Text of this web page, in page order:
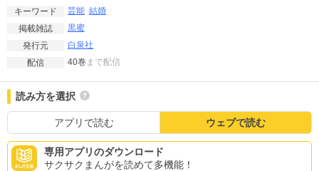
キーワード
芸能 結婚
掲載雑誌
黒蜜
発行元
白泉社
配信
40巻 まで配信
読み方を選択
アプリで読む ウェブで読む
専用アプリのダウンロード
サクサクまんがを読めて多機能！